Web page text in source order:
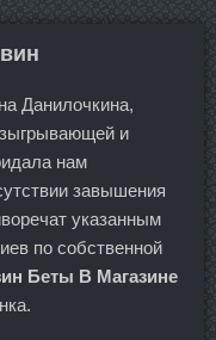
Данилочкина,
и
нам
завышения
указанным
по собственной
Беты В Магазине